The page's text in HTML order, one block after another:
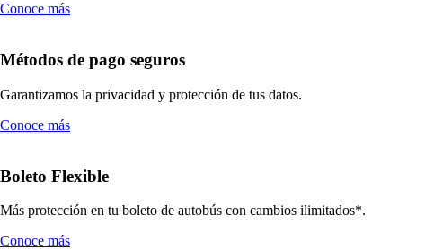
Conoce más
Métodos de pago seguros
Garantizamos la privacidad y protección de tus datos.
Conoce más
Boleto Flexible
Más protección en tu boleto de autobús con cambios ilimitados*.
Conoce más